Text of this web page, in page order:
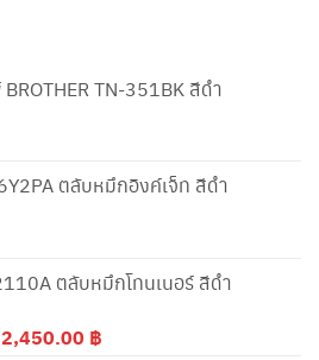
TN-351BK สีดำ
ตลับหมึกอิงค์เจ็ท สีดำ
ตลับหมึกโทนเนอร์ สีดำ
Original
2,450.00 ฿Current